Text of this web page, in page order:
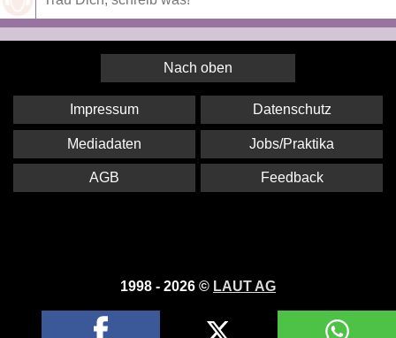
Nach oben
1998 - 2026 © LAUT AG
Impressum Datenschutz
Mediadaten Jobs/Praktika
AGB Feedback